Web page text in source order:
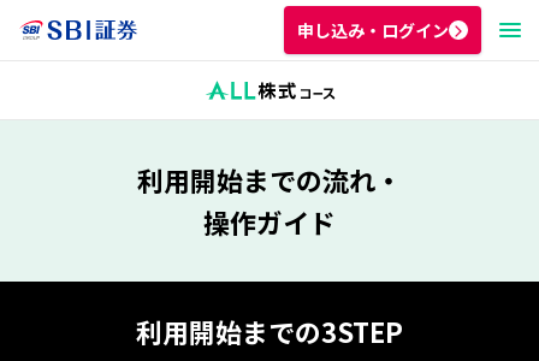
申し込み・ログイン
利用開始までの流れ・
操作ガイド
利用開始までの3STEP